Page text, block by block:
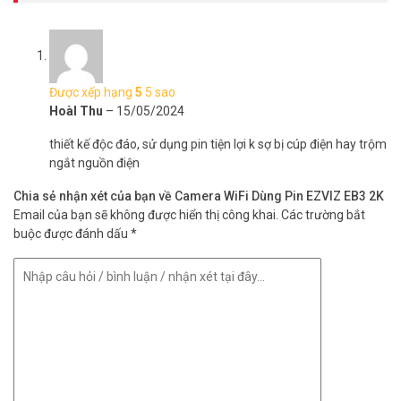
Tích hợp cảm biến PIR và thuật toán phát hiện hình dáng người,
camera EB3 có thể phân biệt người với vật nuôi hoặc các vật thể
chuyển động khác. Bạn sẽ nhận được thông báo thông minh hơn về
các hoạt động quan trọng.
Được xếp hạng 5 5 sao
HoàI Thu – 15/05/2024
thiết kế độc đáo, sử dụng pin tiện lợi k sợ bị cúp điện hay trộm
ngắt nguồn điện
Chia sẻ nhận xét của bạn về Camera WiFi Dùng Pin EZVIZ EB3 2K
Email của bạn sẽ không được hiển thị công khai. Các trường bắt
buộc được đánh dấu *